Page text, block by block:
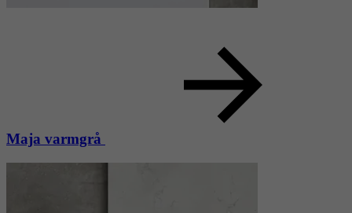
Maja varmgrå